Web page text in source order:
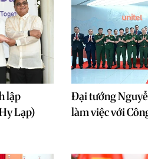
lập
Lạp)
Đại tướng
làm việc với